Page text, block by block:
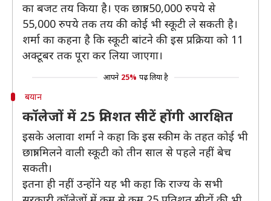
का बजट तय किया है। एक छात्रा 50,000 रुपये से
55,000 रुपये तक तय की कोई भी स्कूटी ले सकती है।
शर्मा का कहना है कि स्कूटी बांटने की इस प्रक्रिया को 11
अक्टूबर तक पूरा कर लिया जाएगा।
आपने 25% पढ़ लिया है
बयान
कॉलेजों में 25 प्रतिशत सीटें होंगी आरक्षित
इसके अलावा शर्मा ने कहा कि इस स्कीम के तहत कोई भी
छात्रा मिलने वाली स्कूटी को तीन साल से पहले नहीं बेच
सकती।
इतना ही नहीं उन्होंने यह भी कहा कि राज्य के सभी